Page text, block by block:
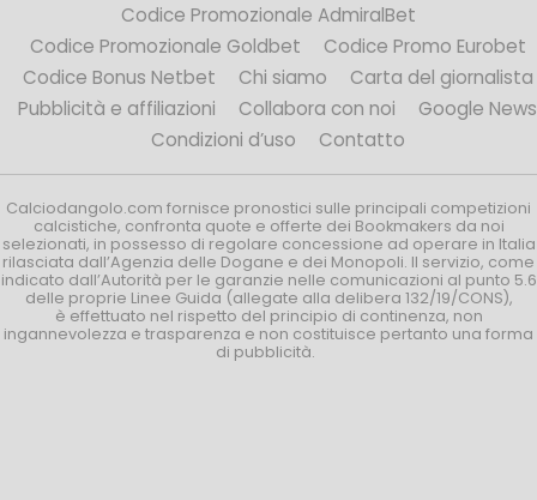
Codice Promozionale AdmiralBet
Codice Promozionale Goldbet
Codice Promo Eurobet
Codice Bonus Netbet
Chi siamo
Carta del giornalista
Pubblicità e affiliazioni
Collabora con noi
Google News
Condizioni d’uso
Contatto
Calciodangolo.com fornisce pronostici sulle principali competizioni
calcistiche, confronta quote e offerte dei Bookmakers da noi
selezionati, in possesso di regolare concessione ad operare in Italia
rilasciata dall’Agenzia delle Dogane e dei Monopoli. Il servizio, come
indicato dall’Autorità per le garanzie nelle comunicazioni al punto 5.6
delle proprie Linee Guida (allegate alla delibera 132/19/CONS),
è effettuato nel rispetto del principio di continenza, non
ingannevolezza e trasparenza e non costituisce pertanto una forma
di pubblicità.